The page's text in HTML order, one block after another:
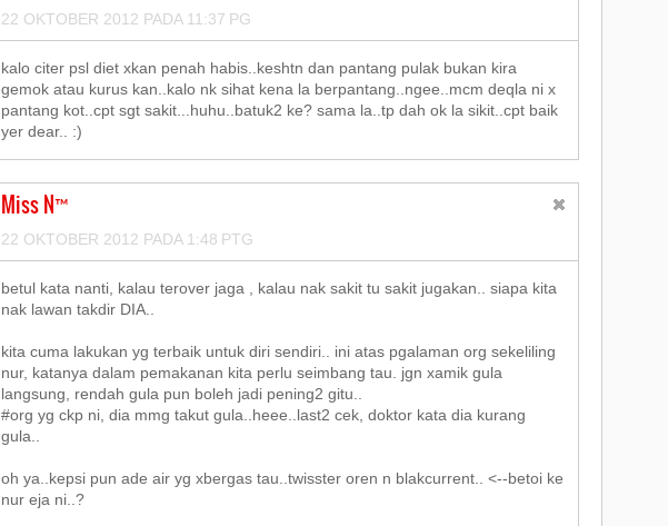
22 OKTOBER 2012 PADA 11:37 PG
kalo citer psl diet xkan penah habis..keshtn dan pantang pulak bukan kira
gemok atau kurus kan..kalo nk sihat kena la berpantang..ngee..mcm deqla ni x
pantang kot..cpt sgt sakit...huhu..batuk2 ke? sama la..tp dah ok la sikit..cpt baik
yer dear.. :)
Miss N™
22 OKTOBER 2012 PADA 1:48 PTG
betul kata nanti, kalau terover jaga , kalau nak sakit tu sakit jugakan.. siapa kita
nak lawan takdir DIA..
kita cuma lakukan yg terbaik untuk diri sendiri.. ini atas pgalaman org sekeliling
nur, katanya dalam pemakanan kita perlu seimbang tau. jgn xamik gula
langsung, rendah gula pun boleh jadi pening2 gitu..
#org yg ckp ni, dia mmg takut gula..heee..last2 cek, doktor kata dia kurang
gula..
oh ya..kepsi pun ade air yg xbergas tau..twisster oren n blakcurrent.. <--betoi ke
nur eja ni..?